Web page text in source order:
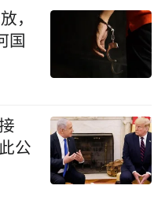
，
国
公